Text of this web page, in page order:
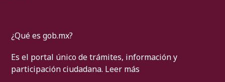
¿Qué es gob.mx?
Es el portal único de trámites, información y
participación ciudadana. Leer más